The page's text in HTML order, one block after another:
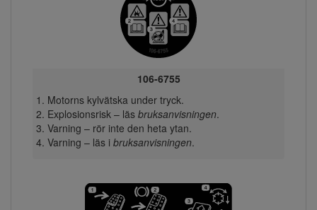
106-6755
Motorns kylvätska under tryck.
Explosionsrisk – läs bruksanvisningen.
Varning – rör inte den heta ytan.
Varning – läs i bruksanvisningen.